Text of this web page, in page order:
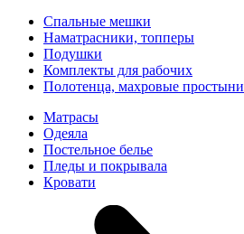
Спальные мешки
Наматрасники, топперы
Подушки
Комплекты для рабочих
Полотенца, махровые простыни
Матрасы
Одеяла
Постельное белье
Пледы и покрывала
Кровати